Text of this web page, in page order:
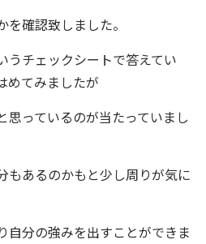
確認致しました。
うチェックシートで答えてい
めてみましたが
思っているのが当たっていまし
もあるのかもと少し周りが気に
自分の強みを出すことができま